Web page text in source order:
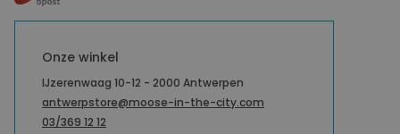
Onze winkel
IJzerenwaag 10-12 - 2000 Antwerpen
antwerpstore@moose-in-the-city.com
03/369 12 12